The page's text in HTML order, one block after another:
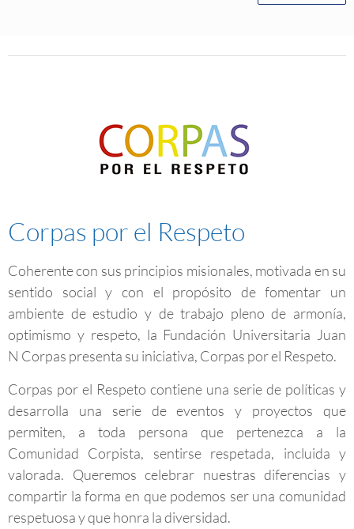
Corpas por el Respeto
Coherente con sus principios misionales, motivada en su
sentido social y con el propósito de fomentar un
ambiente de estudio y de trabajo pleno de armonía,
optimismo y respeto, la Fundación Universitaria Juan
N Corpas presenta su iniciativa, Corpas por el Respeto.
Corpas por el Respeto contiene una serie de políticas y
desarrolla una serie de eventos y proyectos que
permiten, a toda persona que pertenezca a la
Comunidad Corpista, sentirse respetada, incluida y
valorada. Queremos celebrar nuestras diferencias y
compartir la forma en que podemos ser una comunidad
respetuosa y que honra la diversidad.